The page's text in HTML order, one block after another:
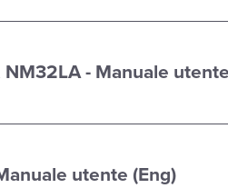
- Manuale
utente (Eng)